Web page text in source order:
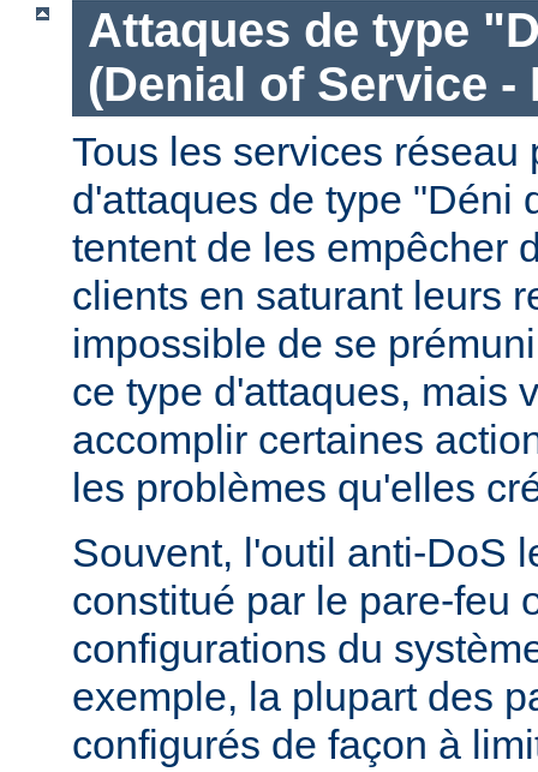
Attaques de type
(Denial of Service -
Tous les services réseau
d'attaques de type "Déni
tentent de les empêcher
clients en saturant leurs
impossible de se
ce type d'attaques, mais
accomplir certaines
les problèmes qu'elles
Souvent, l'outil anti-DoS
constitué par le pare-feu
configurations du
exemple, la plupart des
configurés de façon à